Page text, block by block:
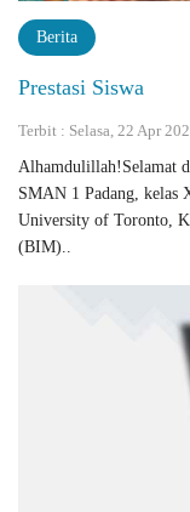
Berita
Prestasi Siswa
Terbit : Selasa, 22 Apr
Alhamdulillah!Selamat
SMAN 1 Padang, kelas
University of Toronto,
(BIM)..